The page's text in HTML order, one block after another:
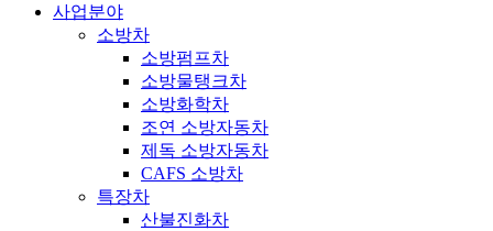
사업분야
소방차
소방펌프차
소방물탱크차
소방화학차
조연 소방자동차
제독 소방자동차
CAFS 소방차
특장차
산불진화차